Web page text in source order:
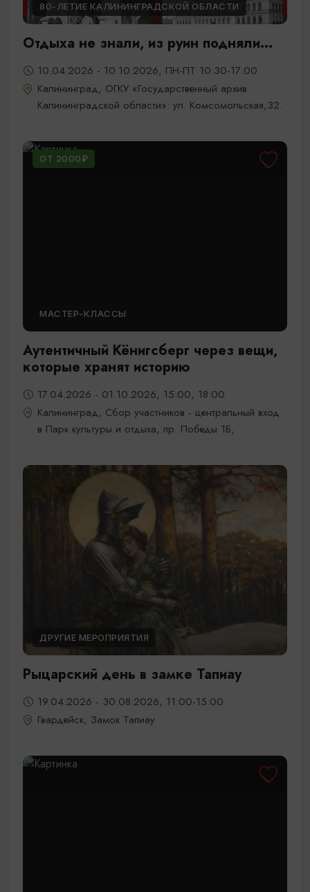
80-ЛЕТИЕ КАЛИНИНГРАДСКОЙ ОБЛАСТИ
Отдыха не знали, из руин подняли...
10.04.2026 - 10.10.2026, ПН-ПТ 10:30-17:00
Калининград, ОГКУ «Государственный архив
Калининградской области»: ул. Комсомольская,32.
ОТ 2000₽
МАСТЕР-КЛАССЫ
Аутентичный Кёнигсберг через вещи,
которые хранят историю
17.04.2026 - 01.10.2026, 15:00, 18:00
Калининград, Сбор участников - центральный вход
в Парк культуры и отдыха, пр. Победы 1Б,
ДРУГИЕ МЕРОПРИЯТИЯ
Рыцарский день в замке Тапиау
19.04.2026 - 30.08.2026, 11:00-15:00
Гвардейск, Замок Тапиау